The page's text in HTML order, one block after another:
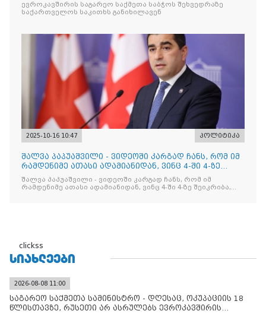
ევროკავშირის საგარეო საქმეთა საბჭოს შეხვედრაზე
საქართველოს საკითხს განიხილავენ
2025-10-16 10:47 პოლიტიკა
შალვა პაპუაშვილი - ვიდეოში კარგად ჩანს, რომ იმ
რამდენიმე ათასი ადამიანიდან, ვინც 4-ში 4-ზე
შეიკრიბა,
შალვა პაპუაშვილი - ვიდეოში კარგად ჩანს, რომ იმ
რამდენიმე ათასი ადამიანიდან, ვინც 4-ში 4-ზე შეიკრიბა,
clickss
ᲡᲘᲐᲮᲚᲔᲔᲑᲘ
2026-08-08 11:00
საგარეო საქმეთა სამინისტრო - დღესაც, ოკუპაციის 18
წლისთავზე, რუსეთი არ ასრულებს ევროკავშირის